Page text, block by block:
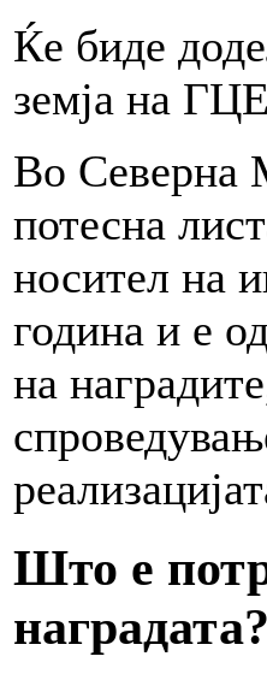
Ќе биде
земја на
Во Северна
потесна
носител на
година и е
на
Што е
наградата?